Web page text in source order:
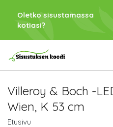
Oletko sisustamassa
kotiasi?
Villeroy & Boch -
Wien, K 53 cm
Etusivu